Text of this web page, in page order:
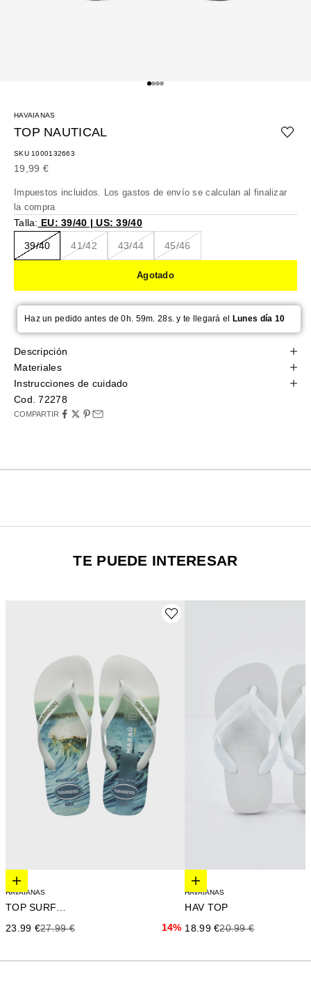
Ir al artículo 1
Ir al artículo 2
Ir al artículo 3
Ir al artículo 4
HAVAIANAS
TOP NAUTICAL
SKU 1000132663
Precio de oferta
19,99 €
Impuestos incluidos. Los gastos de envío se calculan al finalizar
la compra
Talla: EU: 39/40 | US: 39/40
39/40 41/42 43/44 45/46
Agotado
Haz un pedido antes de 0h. 59m. 27s. y te llegará el Lunes día 10
Descripción
Materiales
Instrucciones de cuidado
Cod. 72278
COMPARTIR
TE PUEDE INTERESAR
Elige opciones
HAVAIANAS
TOP SURFER I
Precio de oferta
23.99 €Precio anterior
27.99 € 14%
Elige opciones
HAVAIANAS
HAV TOP
Precio de oferta
18.99 €Precio anterior
20.99 €